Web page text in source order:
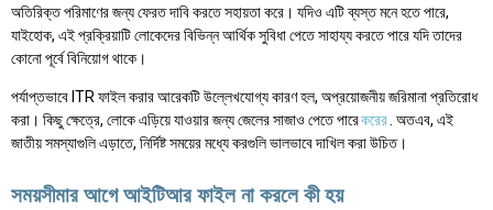
অতিরিক্ত পরিমাণের জন্য ফেরত দাবি করতে সহায়তা করে। যদিও এটি ব্যস্ত মনে হতে পারে,
যাইহোক, এই প্রক্রিয়াটি লোকেদের বিভিন্ন আর্থিক সুবিধা পেতে সাহায্য করতে পারে যদি তাদের
কোনো পূর্বে বিনিয়োগ থাকে।
পর্যাপ্তভাবে ITR ফাইল করার আরেকটি উল্লেখযোগ্য কারণ হল, অপ্রয়োজনীয় জরিমানা প্রতিরোধ
করা। কিছু ক্ষেত্রে, লোকে এড়িয়ে যাওয়ার জন্য জেলের সাজাও পেতে পারেকরের . অতএব, এই
জাতীয় সমস্যাগুলি এড়াতে, নির্দিষ্ট সময়ের মধ্যে করগুলি ভালভাবে দাখিল করা উচিত।
সময়সীমার আগে আইটিআর ফাইল না করলে কী হয়